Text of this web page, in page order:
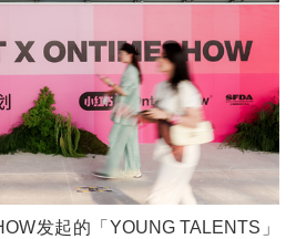
发起的「YOUNG TALENTS」